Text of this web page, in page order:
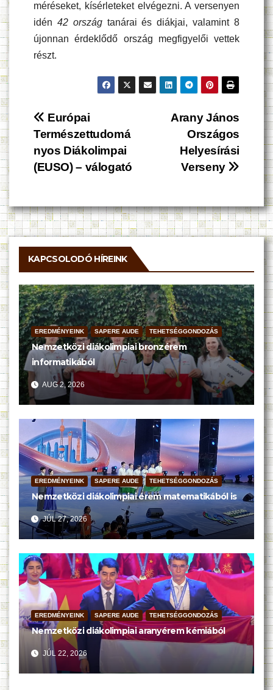
méréseket, kísérleteket elvégezni. A versenyen
idén 42 országtanárai és diákjai, valamint 8
újonnan érdeklődő ország megfigyelői vettek
részt.
Bejegyzés
navigáció
Arany János
Országos
Helyesírási
Verseny
Európai
Természettudomá
nyos Diákolimpai
(EUSO) – válogató
KAPCSOLODÓ HÍREINK
EREDMÉNYEINK SAPERE AUDE TEHETSÉGGONDOZÁS
Nemzetközi diákolimpiai bronzérem
informatikából
AUG 2, 2026
EREDMÉNYEINK SAPERE AUDE TEHETSÉGGONDOZÁS
Nemzetközi diákolimpiai érem matematikából is
JÚL 27, 2026
EREDMÉNYEINK SAPERE AUDE TEHETSÉGGONDOZÁS
Nemzetközi diákolimpiai aranyérem kémiából
JÚL 22, 2026